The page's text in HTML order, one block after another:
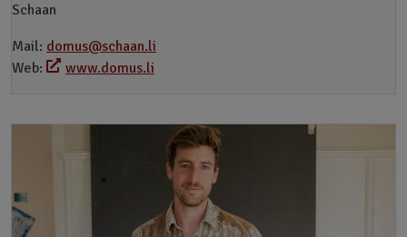
Schaan
Mail: domus@schaan.li
Web:
www.domus.li